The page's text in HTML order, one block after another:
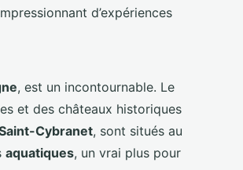
d’expériences
, est un incontournable. Le
et des châteaux historiques
Cybranet, sont situés au
aquatiques, un vrai plus pour